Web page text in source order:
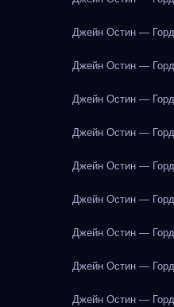
Джейн Остин —
Джейн Остин —
Джейн Остин —
Джейн Остин —
Джейн Остин —
Джейн Остин —
Джейн Остин —
Джейн Остин —
Джейн Остин —